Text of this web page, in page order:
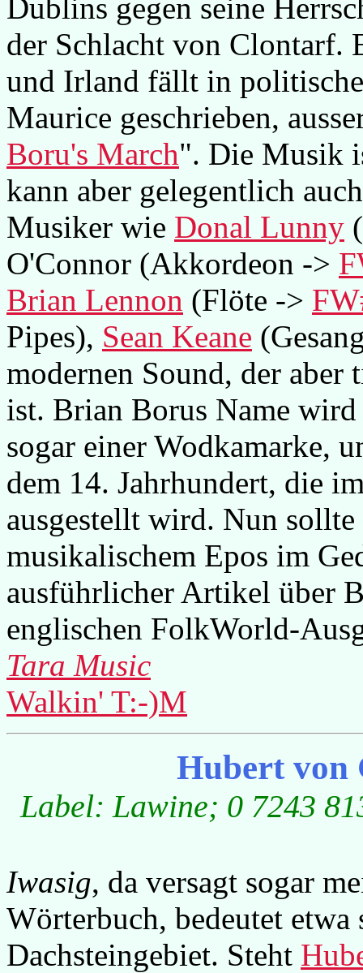
Dublins gegen seine
der Schlacht von Clontarf.
und Irland fällt in
Maurice geschrieben,
Boru's March". Die Musik
kann aber gelegentlich
Musiker wie Donal Lunny
O'Connor (Akkordeon ->
Brian Lennon (Flöte ->
Pipes), Sean Keane
modernen Sound, der
ist. Brian Borus Name
sogar einer Wodkamarke,
dem 14. Jahrhundert, die
ausgestellt wird. Nun
musikalischem Epos im
ausführlicher Artikel über
englischen FolkWorld-
Tara Music
Walkin' T:-)M
Hubert von
Label: Lawine; 0 7243
Iwasig, da versagt sogar
Wörterbuch, bedeutet
Dachsteingebiet. Steht